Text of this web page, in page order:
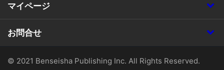
マイページ
お問合せ
© 2021 Benseisha Publishing Inc. All Rights Reserved.